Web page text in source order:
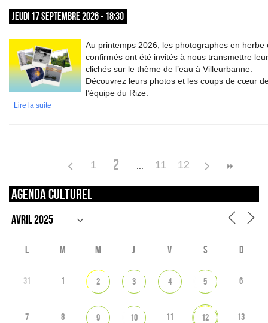
JEUDI 17 SEPTEMBRE 2026 - 18:30
Au printemps 2026, les photographes en herbe
confirmés ont été invités à nous transmettre
clichés sur le thème de l’eau à Villeurbanne.
Découvrez leurs photos et les coups de cœur
l’équipe du Rize.
Lire la suite
1 2 11 12
Agenda culturel
L M M J V S D
31 1 2 3 4 5 6
7 8 9 10 11 12 13